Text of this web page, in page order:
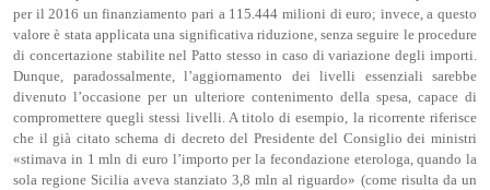
per il 2016 un finanziamento pari a 115.444 milioni di euro; invece, a questo
valore è stata applicata una significativa riduzione, senza seguire le procedure
di concertazione stabilite nel Patto stesso in caso di variazione degli importi.
Dunque, paradossalmente, l’aggiornamento dei livelli essenziali sarebbe
divenuto l’occasione per un ulteriore contenimento della spesa, capace di
compromettere quegli stessi livelli. A titolo di esempio, la ricorrente riferisce
che il già citato schema di decreto del Presidente del Consiglio dei ministri
«stimava in 1 mln di euro l’importo per la fecondazione eterologa, quando la
sola regione Sicilia aveva stanziato 3,8 mln al riguardo» (come risulta da un